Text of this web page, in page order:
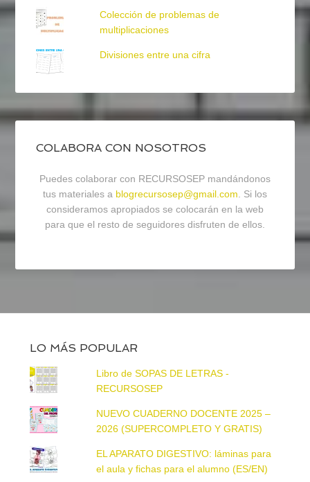
Colección de problemas de
multiplicaciones
Divisiones entre una cifra
COLABORA CON NOSOTROS
Puedes colaborar con RECURSOSEP mandándonos
tus materiales a blogrecursosep@gmail.com. Si los
consideramos apropiados se colocarán en la web
para que el resto de seguidores disfruten de ellos.
LO MÁS POPULAR
Libro de SOPAS DE LETRAS -
RECURSOSEP
NUEVO CUADERNO DOCENTE 2025 –
2026 (SUPERCOMPLETO Y GRATIS)
EL APARATO DIGESTIVO: láminas para
el aula y fichas para el alumno (ES/EN)